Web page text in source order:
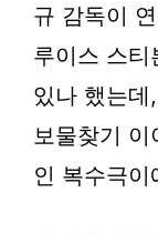
규 감독이
루이스 스티
있나 했는
보물찾기
인 복수극이